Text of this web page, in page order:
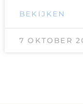
BEKIJKEN
7 OKTOBER